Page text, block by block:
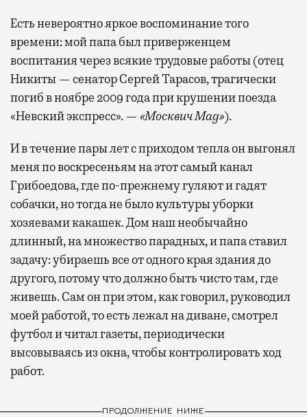
Есть невероятно яркое воспоминание того
времени: мой папа был приверженцем
воспитания через всякие трудовые работы (отец
Никиты — сенатор Сергей Тарасов, трагически
погиб в ноябре 2009 года при крушении поезда
«Невский экспресс». — «Москвич Mag»).
И в течение пары лет с приходом тепла он выгонял
меня по воскресеньям на этот самый канал
Грибоедова, где по-прежнему гуляют и гадят
собачки, но тогда не было культуры уборки
хозяевами какашек. Дом наш необычайно
длинный, на множество парадных, и папа ставил
задачу: убираешь все от одного края здания до
другого, потому что должно быть чисто там, где
живешь. Сам он при этом, как говорил, руководил
моей работой, то есть лежал на диване, смотрел
футбол и читал газеты, периодически
высовываясь из окна, чтобы контролировать ход
работ.
ПРОДОЛЖЕНИЕ НИЖЕ